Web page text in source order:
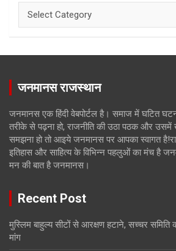
जनमानस राजस्थान
जनमानस एक हिंदी वेबपोर्टल है। समाज में घटित
तरीके से पढ़ना हो, राजनीति की उठा पठक और
समझना हो तो आइये जनमानस पर आपका स्वागत
इतिहास और साहित्य के विभिन्न पहलुओं का मंच है
मन की बात है जनमानस।
Recent Post
मुस्लिम बाहुल्य सीटों से आरक्षण हटाने, सच्चर समिति
मांग